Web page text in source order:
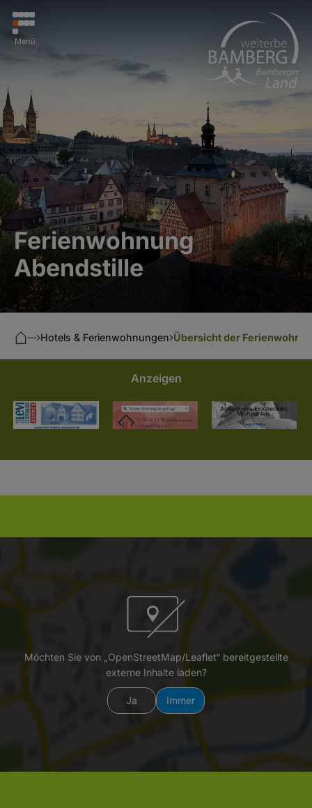
Menü
Ferienwohnung
Abendstille
Übersicht der
Hotels & Ferienwohnungen
···
Anzeigen
Möchten Sie von „OpenStreetMap/Leaflet“ bereitgestellte
externe Inhalte laden?
Ja Immer